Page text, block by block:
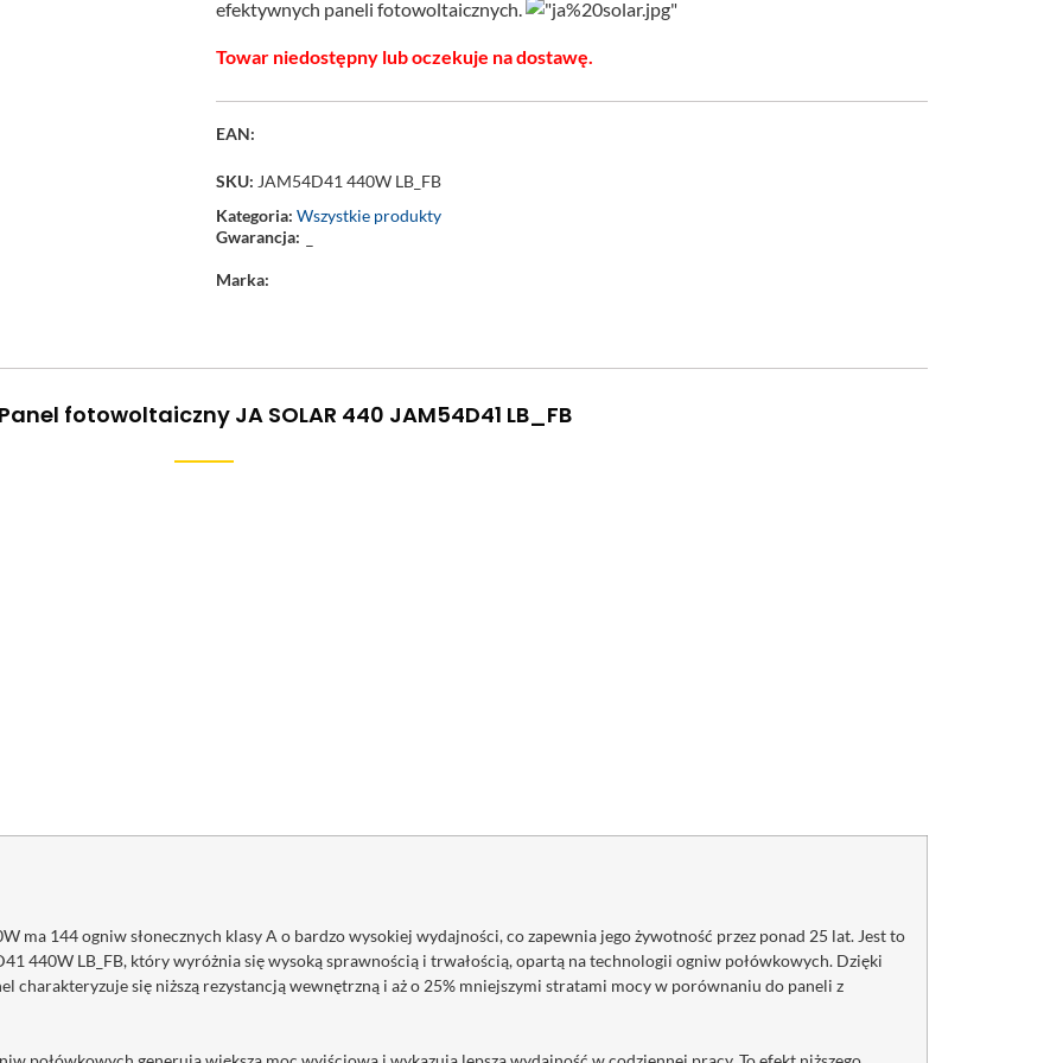
efektywnych paneli fotowoltaicznych.
Towar niedostępny lub oczekuje na dostawę.
EAN:
SKU: JAM54D41 440W LB_FB
Kategoria:Wszystkie produkty
Gwarancja: –
Marka:
fotowoltaiczny JA SOLAR 440 JAM54D41 LB_FB
ma 144 ogniw słonecznych klasy A o bardzo wysokiej wydajności, co zapewnia jego żywotność przez ponad 25 lat. Jest to
440W LB_FB, który wyróżnia się wysoką sprawnością i trwałością, opartą na technologii ogniw połówkowych. Dzięki
charakteryzuje się niższą rezystancją wewnętrzną i aż o 25% mniejszymi stratami mocy w porównaniu do paneli z